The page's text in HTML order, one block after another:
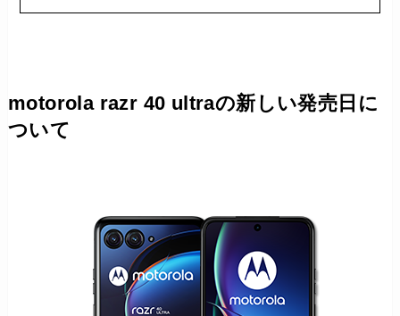
motorola razr 40 ultraの新しい発売日に
ついて